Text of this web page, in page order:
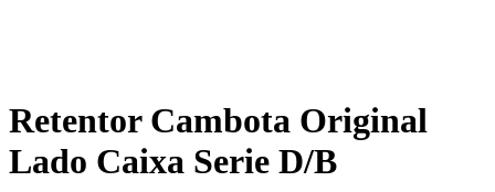
Retentor Cambota Original
Lado Caixa Serie D/B